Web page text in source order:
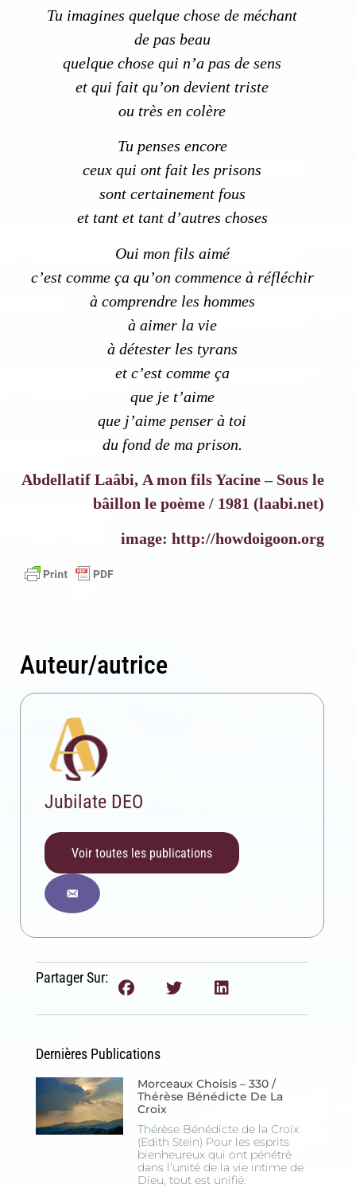
Tu imagines quelque chose de méchant
de pas beau
quelque chose qui n’a pas de sens
et qui fait qu’on devient triste
ou très en colère
Tu penses encore
ceux qui ont fait les prisons
sont certainement fous
et tant et tant d’autres choses
Oui mon fils aimé
c’est comme ça qu’on commence à réfléchir
à comprendre les hommes
à aimer la vie
à détester les tyrans
et c’est comme ça
que je t’aime
que j’aime penser à toi
du fond de ma prison.
Abdellatif Laâbi, A mon fils Yacine – Sous le
bâillon le poème / 1981 (laabi.net)
image: http://howdoigoon.org
Auteur/autrice
Jubilate DEO
Voir toutes les publications
Partager Sur:
Dernières Publications
Morceaux Choisis – 330 /
Thérèse Bénédicte De La
Croix
Thérèse Bénédicte de la Croix
(Edith Stein) Pour les esprits
bienheureux qui ont pénétré
dans l’unité de la vie intime de
Dieu, tout est unifié:
Inscription News Letter
veuillez indiquer ci-dessous votre adresse mail.
S'inscrire
Se désinscrire